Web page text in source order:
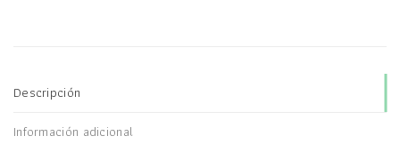
Descripción
Información adicional